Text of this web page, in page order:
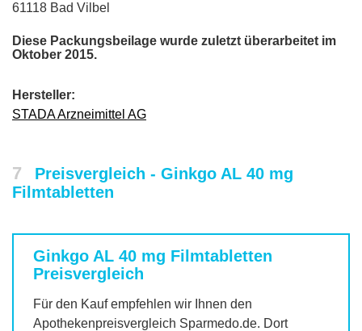
61118 Bad Vilbel
Diese Packungsbeilage wurde zuletzt überarbeitet im
Oktober 2015.
Hersteller:
STADA Arzneimittel AG
7
Preisvergleich - Ginkgo AL 40 mg
Filmtabletten
Ginkgo AL 40 mg Filmtabletten
Preisvergleich
Für den Kauf empfehlen wir Ihnen den
Apothekenpreisvergleich Sparmedo.de. Dort